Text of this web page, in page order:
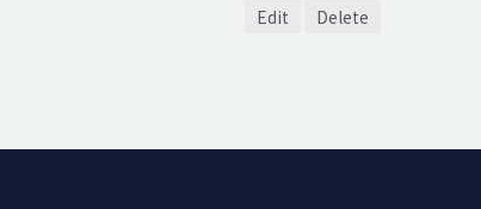
Edit Delete